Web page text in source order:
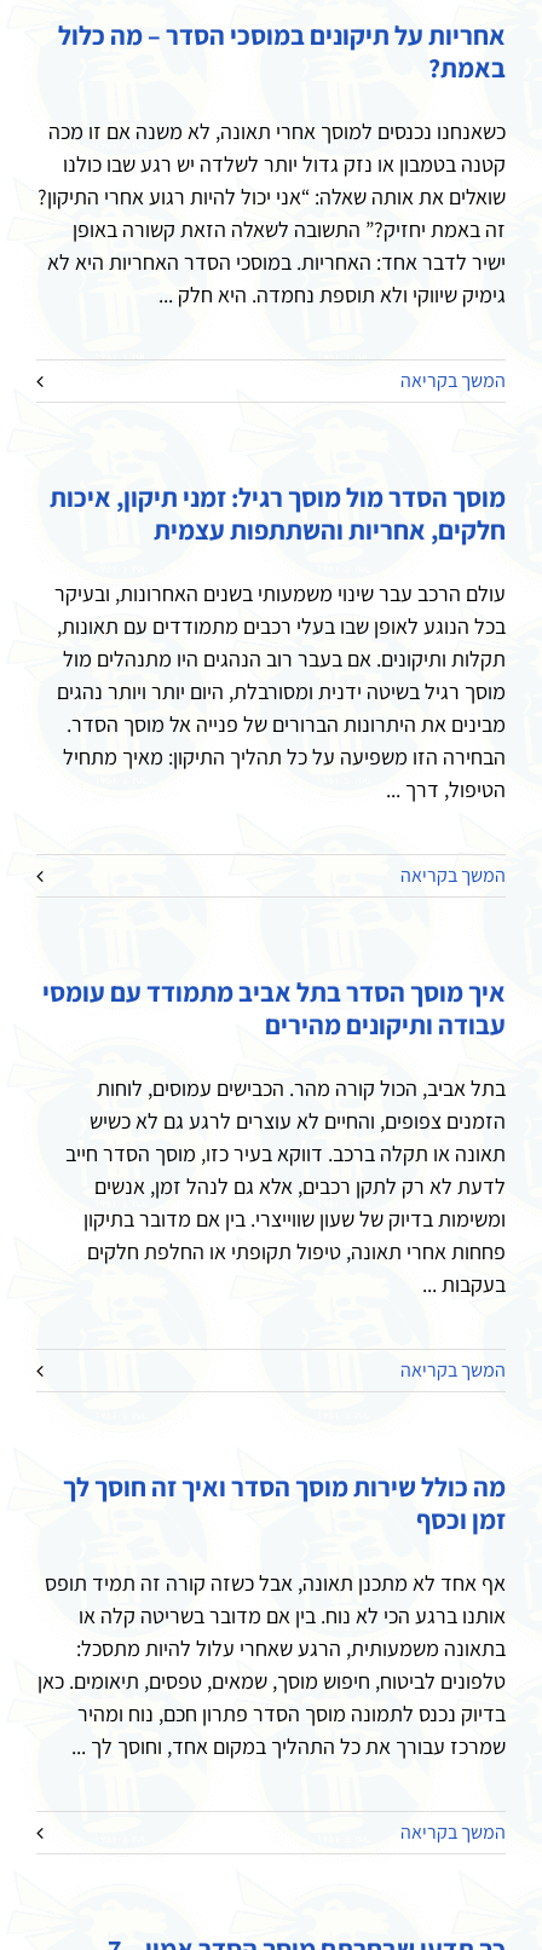
אחריות על תיקונים במוסכי הסדר – מה כלול
באמת?
כשאנחנו נכנסים למוסך אחרי תאונה, לא משנה אם זו מכה
קטנה בטמבון או נזק גדול יותר לשלדה יש רגע שבו כולנו
שואלים את אותה שאלה: “אני יכול להיות רגוע אחרי התיקון?
זה באמת יחזיק?” התשובה לשאלה הזאת קשורה באופן
ישיר לדבר אחד: האחריות. במוסכי הסדר האחריות היא לא
גימיק שיווקי ולא תוספת נחמדה. היא חלק ...
המשך בקריאה
מוסך הסדר מול מוסך רגיל: זמני תיקון, איכות
חלקים, אחריות והשתתפות עצמית
עולם הרכב עבר שינוי משמעותי בשנים האחרונות, ובעיקר
בכל הנוגע לאופן שבו בעלי רכבים מתמודדים עם תאונות,
תקלות ותיקונים. אם בעבר רוב הנהגים היו מתנהלים מול
מוסך רגיל בשיטה ידנית ומסורבלת, היום יותר ויותר נהגים
מבינים את היתרונות הברורים של פנייה אל מוסך הסדר.
הבחירה הזו משפיעה על כל תהליך התיקון: מאיך מתחיל
הטיפול, דרך ...
המשך בקריאה
איך מוסך הסדר בתל אביב מתמודד עם עומסי
עבודה ותיקונים מהירים
בתל אביב, הכול קורה מהר. הכבישים עמוסים, לוחות
הזמנים צפופים, והחיים לא עוצרים לרגע גם לא כשיש
תאונה או תקלה ברכב. דווקא בעיר כזו, מוסך הסדר חייב
לדעת לא רק לתקן רכבים, אלא גם לנהל זמן, אנשים
ומשימות בדיוק של שעון שווייצרי. בין אם מדובר בתיקון
פחחות אחרי תאונה, טיפול תקופתי או החלפת חלקים
בעקבות ...
המשך בקריאה
מה כולל שירות מוסך הסדר ואיך זה חוסך לך
זמן וכסף
אף אחד לא מתכנן תאונה, אבל כשזה קורה זה תמיד תופס
אותנו ברגע הכי לא נוח. בין אם מדובר בשריטה קלה או
בתאונה משמעותית, הרגע שאחרי עלול להיות מתסכל:
טלפונים לביטוח, חיפוש מוסך, שמאים, טפסים, תיאומים. כאן
בדיוק נכנס לתמונה מוסך הסדר פתרון חכם, נוח ומהיר
שמרכז עבורך את כל התהליך במקום אחד, וחוסך לך ...
המשך בקריאה